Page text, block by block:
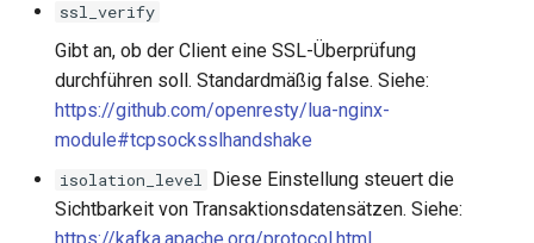
ssl_verify
Gibt an, ob der Client eine SSL-Überprüfung
durchführen soll. Standardmäßig false. Siehe:
https://github.com/openresty/lua-nginx-
module#tcpsocksslhandshake
isolation_level Diese Einstellung steuert die
Sichtbarkeit von Transaktionsdatensätzen. Siehe: